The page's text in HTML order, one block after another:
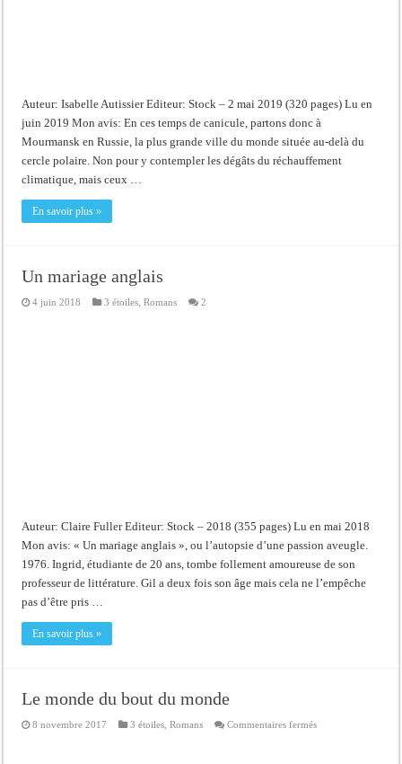
Auteur: Isabelle Autissier Editeur: Stock – 2 mai 2019 (320 pages) Lu en
juin 2019 Mon avis: En ces temps de canicule, partons donc à
Mourmansk en Russie, la plus grande ville du monde située au-delà du
cercle polaire. Non pour y contempler les dégâts du réchauffement
climatique, mais ceux …
En savoir plus »
Un mariage anglais
4 juin 2018 3 étoiles,Romans 2
Auteur: Claire Fuller Editeur: Stock – 2018 (355 pages) Lu en mai 2018
Mon avis: « Un mariage anglais », ou l’autopsie d’une passion aveugle.
1976. Ingrid, étudiante de 20 ans, tombe follement amoureuse de son
professeur de littérature. Gil a deux fois son âge mais cela ne l’empêche
pas d’être pris …
En savoir plus »
Le monde du bout du monde
8 novembre 2017 3 étoiles ,Romans Commentaires ferméssur